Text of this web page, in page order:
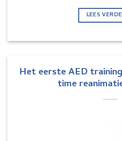
LEES
Het eerste AED
time